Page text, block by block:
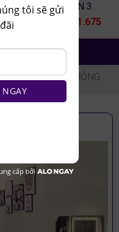
TƯ VẤN 3
0964.651.675
/ COMBO PHÒNG
tôi sẽ gửi